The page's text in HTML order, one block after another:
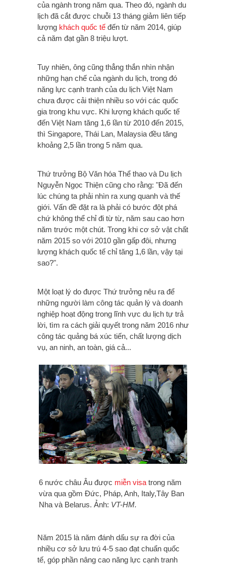
của ngành trong năm qua. Theo đó, ngành du
lịch đã cắt được chuỗi 13 tháng giảm liên tiếp
lượng khách quốc tế đến từ năm 2014, giúp
cả năm đạt gần 8 triệu lượt.
Tuy nhiên, ông cũng thẳng thắn nhìn nhận
những hạn chế của ngành du lịch, trong đó
năng lực cạnh tranh của du lịch Việt Nam
chưa được cải thiện nhiều so với các quốc
gia trong khu vực. Khi lượng khách quốc tế
đến Việt Nam tăng 1,6 lần từ 2010 đến 2015,
thì Singapore, Thái Lan, Malaysia đều tăng
khoảng 2,5 lần trong 5 năm qua.
Thứ trưởng Bộ Văn hóa Thể thao và Du lịch
Nguyễn Ngọc Thiện cũng cho rằng: "Đã đến
lúc chúng ta phải nhìn ra xung quanh và thế
giới. Vấn đề đặt ra là phải có bước đột phá
chứ không thể chỉ đi từ từ, năm sau cao hơn
năm trước một chút. Trong khi cơ sở vật chất
năm 2015 so với 2010 gần gấp đôi, nhưng
lượng khách quốc tế chỉ tăng 1,6 lần, vậy tại
sao?".
Một loạt lý do được Thứ trưởng nêu ra để
những người làm công tác quản lý và doanh
nghiệp hoạt động trong lĩnh vực du lịch tự trả
lời, tìm ra cách giải quyết trong năm 2016 như
công tác quảng bá xúc tiến, chất lượng dịch
vụ, an ninh, an toàn, giá cả...
6 nước châu Âu được miễn visa trong năm
vừa qua gồm Đức, Pháp, Anh, Italy,Tây Ban
Nha và Belarus. Ảnh: VT-HM.
Năm 2015 là năm đánh dấu sự ra đời của
nhiều cơ sở lưu trú 4-5 sao đạt chuẩn quốc
tế, góp phần nâng cao năng lực cạnh tranh